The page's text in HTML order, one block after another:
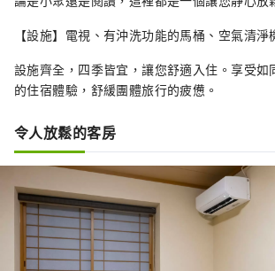
【設施】電視、有沖洗功能的馬桶、空氣清淨
設施齊全，四季皆宜，讓您舒適入住。享受如
的住宿體驗，舒緩團體旅行的疲憊。
令人放鬆的客房